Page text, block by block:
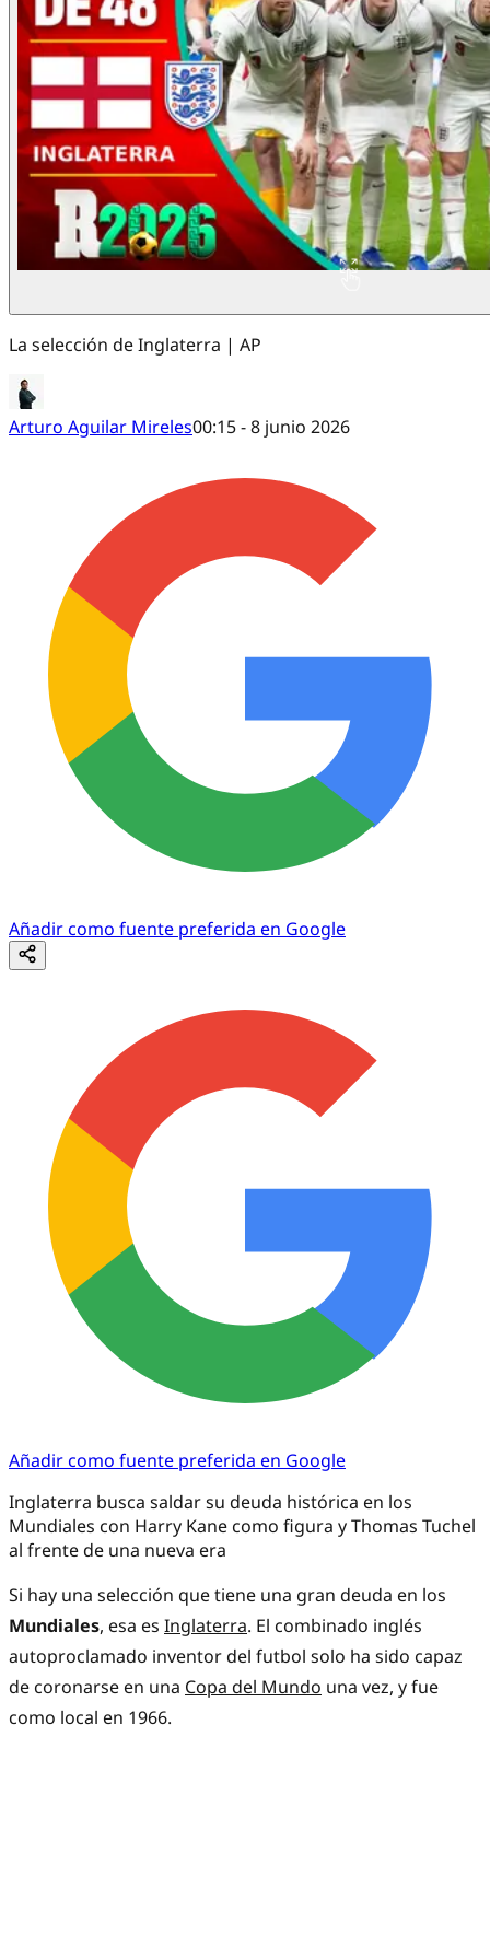
La selección de Inglaterra | AP
Arturo Aguilar Mireles00:15 - 8 junio 2026
Añadir como fuente preferida en Google
Añadir como fuente preferida en Google
Inglaterra busca saldar su deuda histórica en los
Mundiales con Harry Kane como figura y Thomas Tuchel
al frente de una nueva era
Si hay una selección que tiene una gran deuda en los
Mundiales, esa es Inglaterra. El combinado inglés
autoproclamado inventor del futbol solo ha sido capaz
de coronarse en una Copa del Mundo una vez, y fue
como local en 1966.